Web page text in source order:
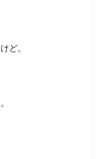
ど。